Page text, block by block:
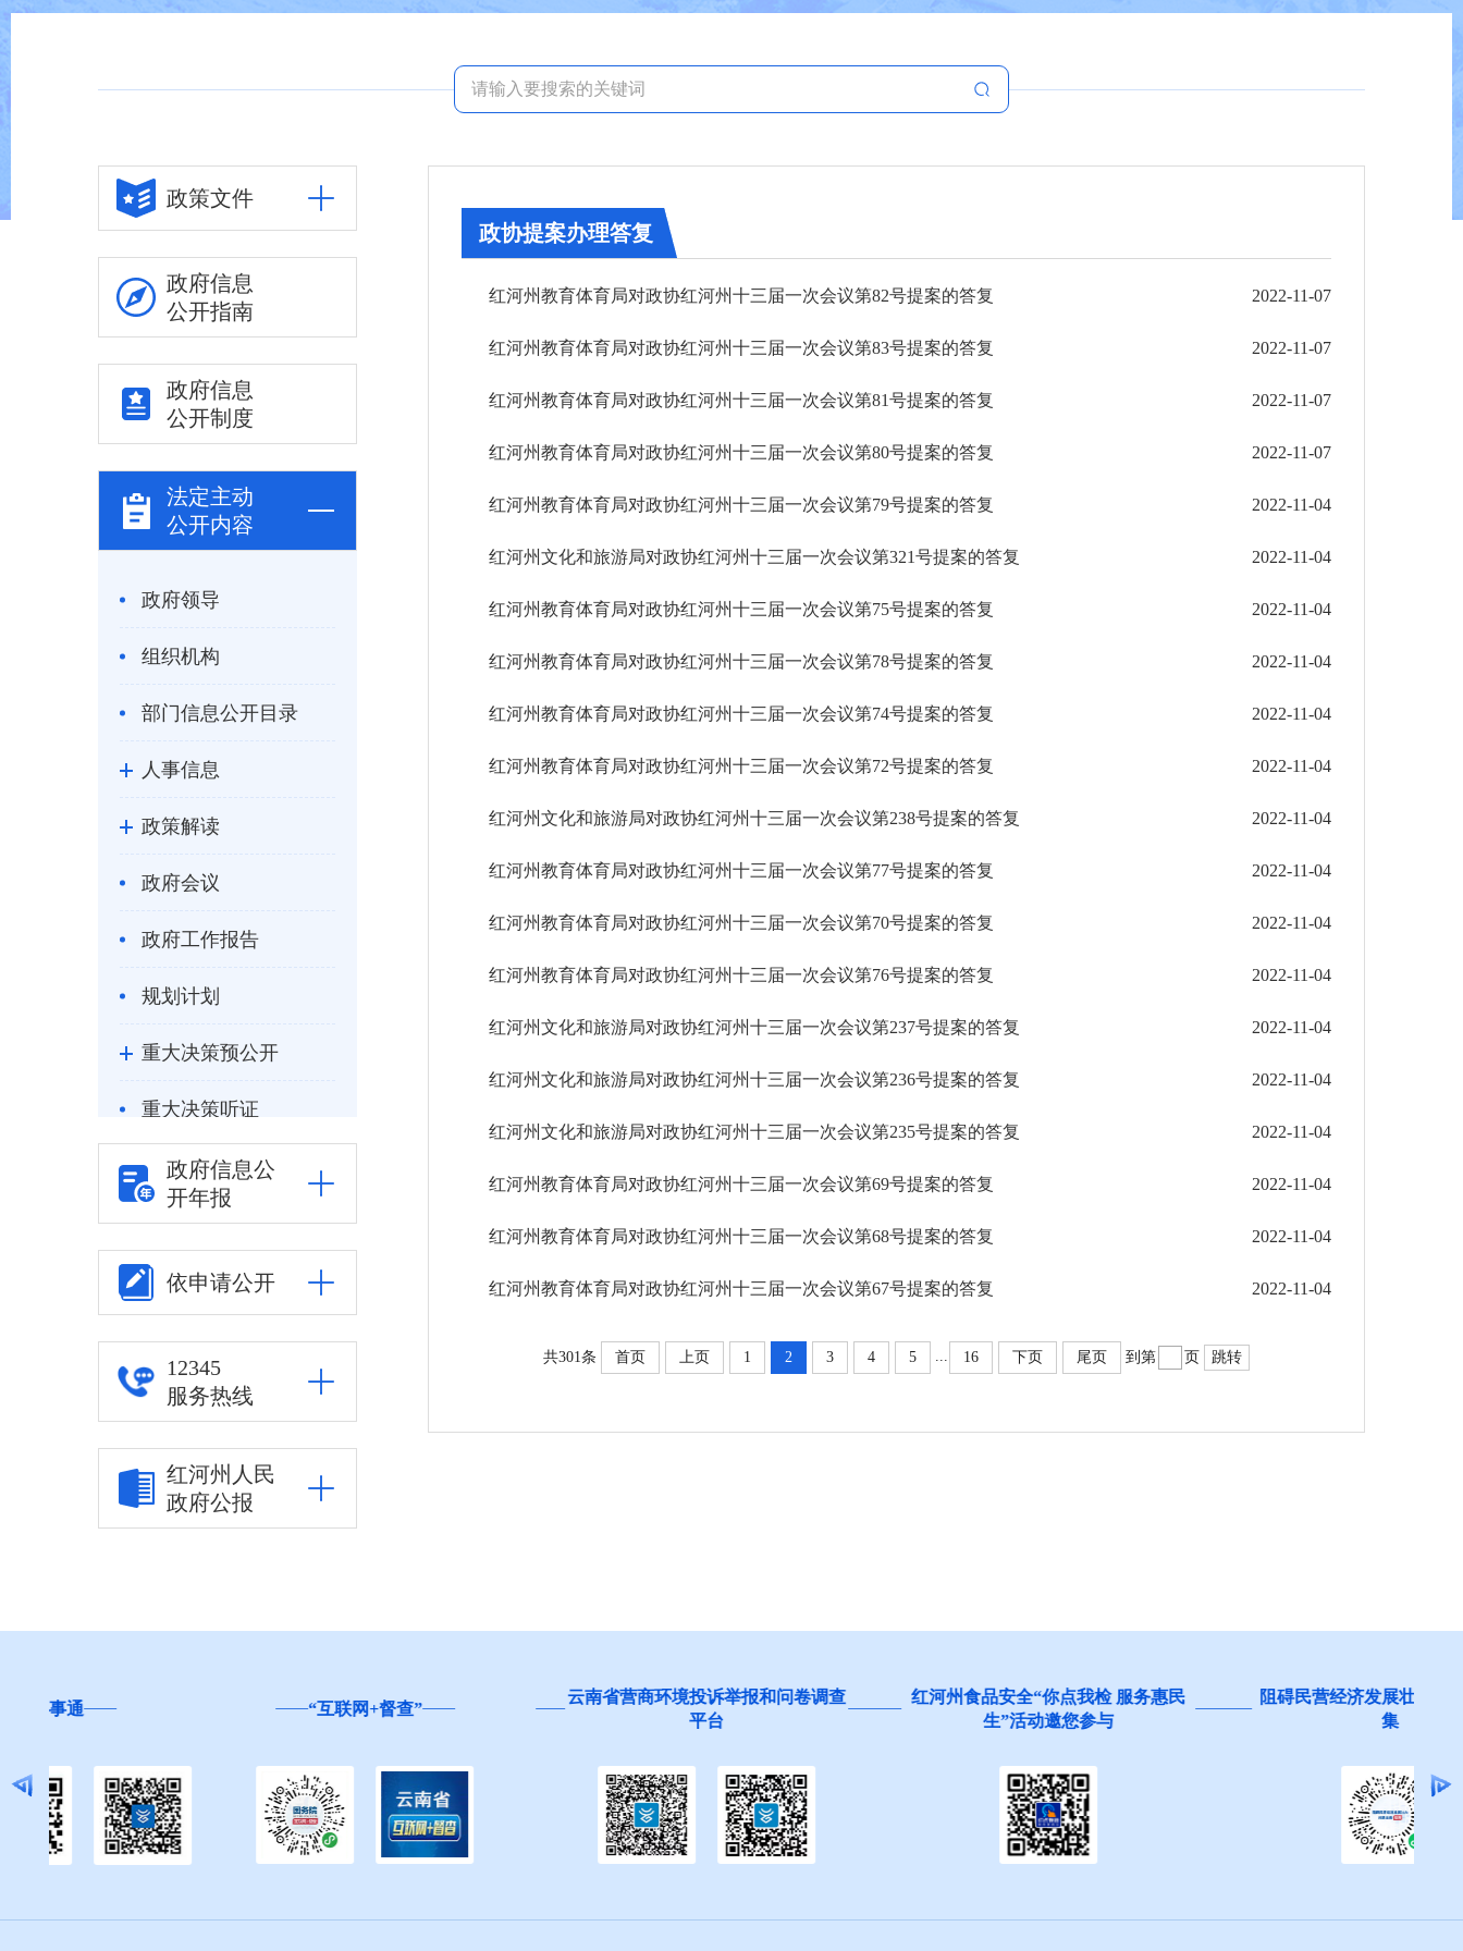
政策文件
政府信息
公开指南
政府信息
公开制度
法定主动
公开内容
政府领导
组织机构
部门信息公开目录
人事信息
政策解读
政府会议
政府工作报告
规划计划
重大决策预公开
重大决策听证
统计信息
自然资源
公安司法
重点领域信息公开
其他
权责清单
行政事项
2021年
2022年
答复
政府信息公
开年报
依申请公开
12345
服务热线
红河州人民
政府公报
政协提案办理答复
红河州教育体育局对政协红河州十三届一次会议第82号提案的答复 2022-11-07
红河州教育体育局对政协红河州十三届一次会议第83号提案的答复 2022-11-07
红河州教育体育局对政协红河州十三届一次会议第81号提案的答复 2022-11-07
红河州教育体育局对政协红河州十三届一次会议第80号提案的答复 2022-11-07
红河州教育体育局对政协红河州十三届一次会议第79号提案的答复 2022-11-04
红河州文化和旅游局对政协红河州十三届一次会议第321号提案的答复 2022-11-04
红河州教育体育局对政协红河州十三届一次会议第75号提案的答复 2022-11-04
红河州教育体育局对政协红河州十三届一次会议第78号提案的答复 2022-11-04
红河州教育体育局对政协红河州十三届一次会议第74号提案的答复 2022-11-04
红河州教育体育局对政协红河州十三届一次会议第72号提案的答复 2022-11-04
红河州文化和旅游局对政协红河州十三届一次会议第238号提案的答复 2022-11-04
红河州教育体育局对政协红河州十三届一次会议第77号提案的答复 2022-11-04
红河州教育体育局对政协红河州十三届一次会议第70号提案的答复 2022-11-04
红河州教育体育局对政协红河州十三届一次会议第76号提案的答复 2022-11-04
红河州文化和旅游局对政协红河州十三届一次会议第237号提案的答复 2022-11-04
红河州文化和旅游局对政协红河州十三届一次会议第236号提案的答复 2022-11-04
红河州文化和旅游局对政协红河州十三届一次会议第235号提案的答复 2022-11-04
红河州教育体育局对政协红河州十三届一次会议第69号提案的答复 2022-11-04
红河州教育体育局对政协红河州十三届一次会议第68号提案的答复 2022-11-04
红河州教育体育局对政协红河州十三届一次会议第67号提案的答复 2022-11-04
共301条 首页 上页 1 2 3 4 5 ... 16 下页 尾页 到第 页 跳转
“互联网+督查”
云南省营商环境投诉举报和问卷调查
红河州食品安全“你点我检 服务惠民
阻碍民营经济发展壮大问题线索征